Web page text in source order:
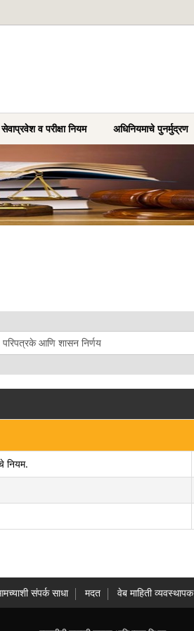
सेवाप्रवेश व परीक्षा नियम अधिनियमाचे पुनर्मुद्रण
नियम.
संपर्क साधा मदत वेब माहिती व्यवस्थापक